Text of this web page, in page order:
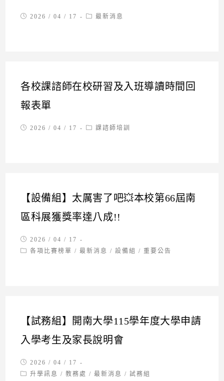
Post2026 / 04 / 17
Post最新消息
各校課諮師在校研習及入班導讀時間回
報表單
Post2026 / 04 / 17
Post課諮師培訓
【設備組】太厲害了吧💥本校第66屆南
區科展獲獎率達八成!!
Post
published:
2026 / 04 / 17
Post各項比賽榜單 / 最新消息 / 設備組 / 重要公告
【試務組】開南大學115學年度大學申請
入學考生及家長說明會
Post
published:
2026 / 04 / 17
Post升學訊息 / 教務處 / 最新消息 / 試務組